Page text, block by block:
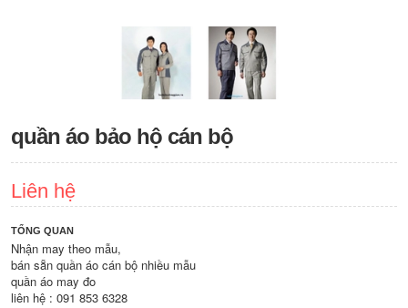
quần áo bảo hộ cán bộ
Liên hệ
TỔNG QUAN
Nhận may theo mẫu,
bán sẵn quần áo cán bộ nhiều mẫu
quần áo may đo
liên hệ : 091 853 6328